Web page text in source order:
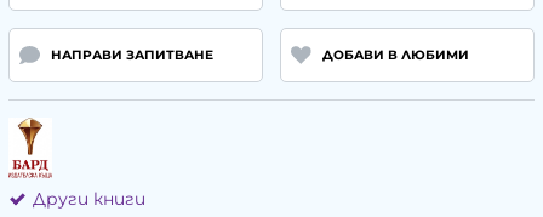
НАПРАВИ ЗАПИТВАНЕ ДОБАВИ В ЛЮБИМИ
Други книги